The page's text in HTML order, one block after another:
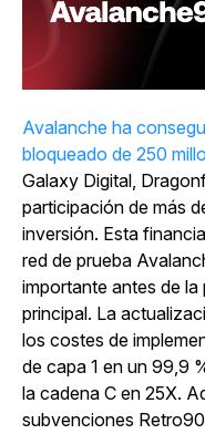
Avalanche ha
bloqueado de 250
Galaxy Digital,
participación de más
inversión. Esta
red de prueba
importante antes de
principal. La
los costes de
de capa 1 en un 99,9
la cadena C en 25X.
subvenciones